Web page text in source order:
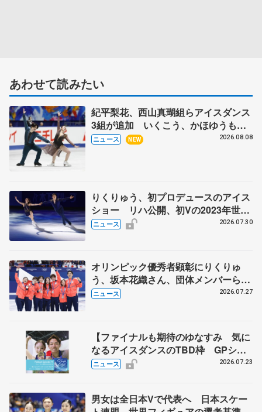
あわせて読みたい
紀平梨花、西山真瑚組らアイスダンス
3組が追加 いくこう、かほゆうも、
木下グループ杯
ニュース NEW 2026.08.08
りくりゅう、初プロデュースのアイス
ショー リハ公開、初Vの2023年世界
選手権のSP披露 ハゼボロ、チョク
ニュース 2026.07.30
オリンピック優秀者顕彰にりくりゅ
う、坂本花織さん、団体メンバーら
8月7日に文科省が表彰式、ブルーノ・
ニュース 2026.07.27
【ファイナルも期待のゆなすみ 気に
なるアイスダンスのTBD枠 GPシリ
ーズ展望③ペア・アイスダンス編】
ニュース 2026.07.23
男女は全日本Vで代表へ 日本スケー